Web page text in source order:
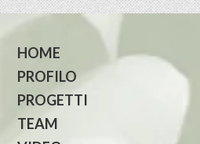
HOME
PROFILO
PROGETTI
TEAM